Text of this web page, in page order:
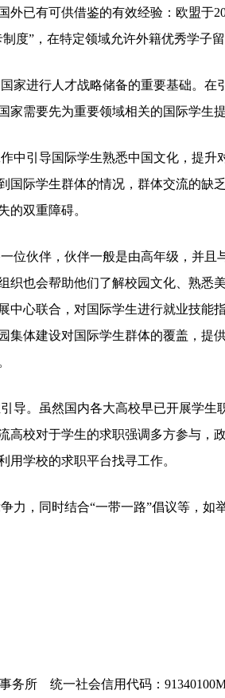
已有可供借鉴的有效经验：欧盟
度”，在特定领域允许外籍优秀学子
家进行人才战略储备的重要基础。
需要先为重要领域相关的国际学生
中引导国际学生熟悉中国文化，提
际学生群体的情况，群体交流的
的双重障碍。
位伙伴，伙伴一般是由高年级，并
也会帮助他们了解校园文化、熟
心联合，对国际学生进行就业技
体建设对国际学生群体的覆盖，
导。虽然国内各大高校早已开展学
校对于学生的求职强调多方参与
学校的求职平台找寻工作。
力，同时结合“一带一路”倡议等，
务所 统一社会信用代码：